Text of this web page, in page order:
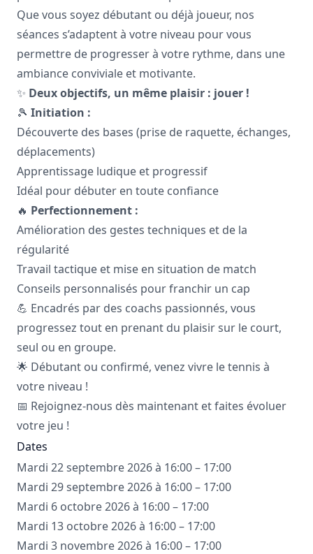
Que vous soyez débutant ou déjà joueur, nos
séances s’adaptent à votre niveau pour vous
permettre de progresser à votre rythme, dans une
ambiance conviviale et motivante.
✨ Deux objectifs, un même plaisir : jouer !
🎾 Initiation :
Découverte des bases (prise de raquette, échanges,
déplacements)
Apprentissage ludique et progressif
Idéal pour débuter en toute confiance
🔥 Perfectionnement :
Amélioration des gestes techniques et de la
régularité
Travail tactique et mise en situation de match
Conseils personnalisés pour franchir un cap
💪 Encadrés par des coachs passionnés, vous
progressez tout en prenant du plaisir sur le court,
seul ou en groupe.
🌟 Débutant ou confirmé, venez vivre le tennis à
votre niveau !
📅 Rejoignez-nous dès maintenant et faites évoluer
votre jeu !
Dates
Mardi 22 septembre 2026 à 16:00 – 17:00
Mardi 29 septembre 2026 à 16:00 – 17:00
Mardi 6 octobre 2026 à 16:00 – 17:00
Mardi 13 octobre 2026 à 16:00 – 17:00
Mardi 3 novembre 2026 à 16:00 – 17:00